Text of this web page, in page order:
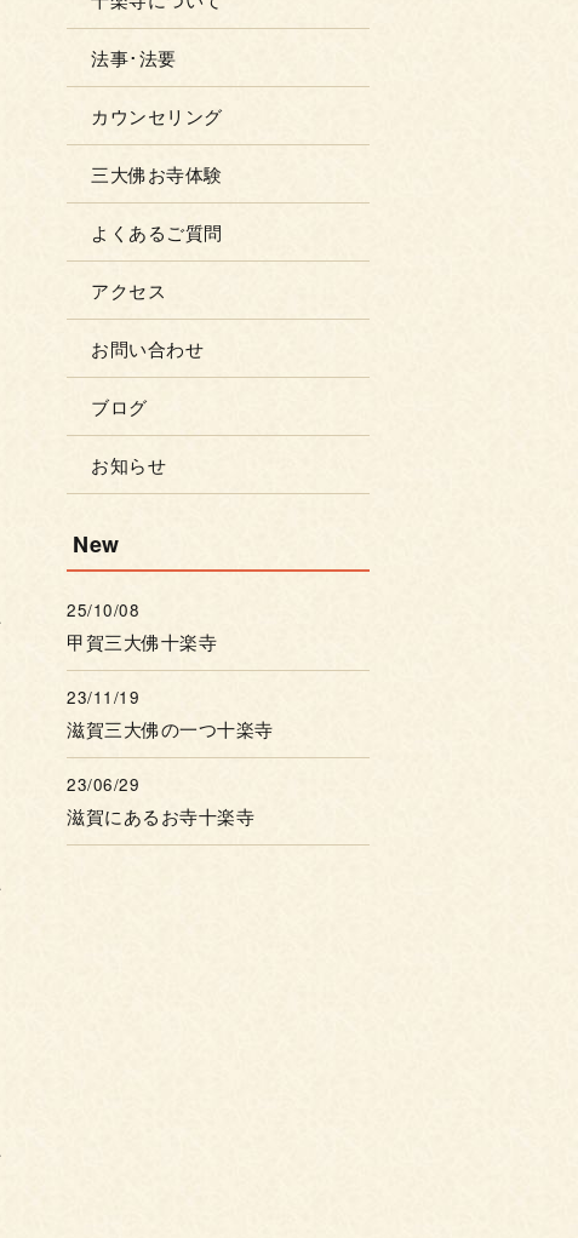
法事･法要
カウンセリング
三大佛お寺体験
よくあるご質問
アクセス
お問い合わせ
ブログ
お知らせ
New
25/10/08
甲賀三大佛十楽寺
23/11/19
滋賀三大佛の一つ十楽寺
23/06/29
滋賀にあるお寺十楽寺